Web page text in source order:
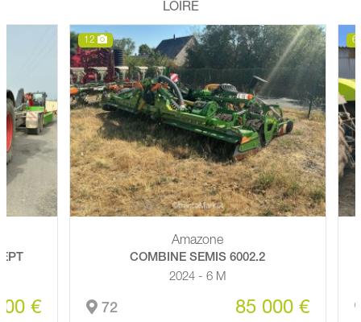
LOIRE
€
12
Amazone
COMBINE SEMIS 6002.2
2024 - 6 M
72 85 000 €